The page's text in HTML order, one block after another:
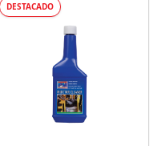
DESTACADO